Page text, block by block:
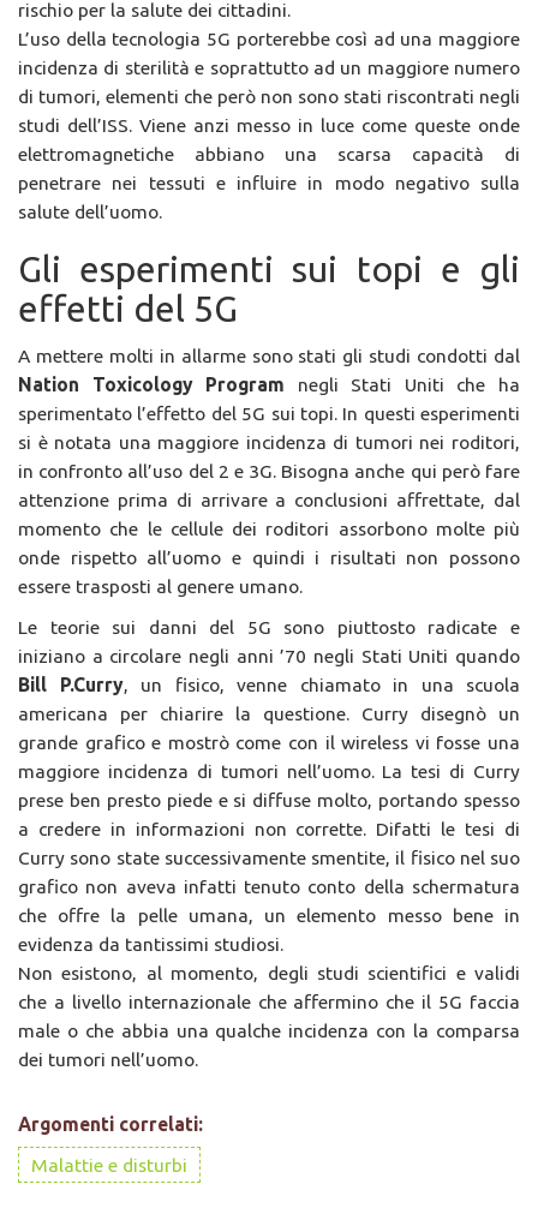
rischio per la salute dei cittadini.
L’uso della tecnologia 5G porterebbe così ad una maggiore
incidenza di sterilità e soprattutto ad un maggiore numero
di tumori, elementi che però non sono stati riscontrati negli
studi dell’ISS. Viene anzi messo in luce come queste onde
elettromagnetiche abbiano una scarsa capacità di
penetrare nei tessuti e influire in modo negativo sulla
salute dell’uomo.
Gli esperimenti sui topi e gli
effetti del 5G
A mettere molti in allarme sono stati gli studi condotti dal
Nation Toxicology Program negli Stati Uniti che ha
sperimentato l’effetto del 5G sui topi. In questi esperimenti
si è notata una maggiore incidenza di tumori nei roditori,
in confronto all’uso del 2 e 3G. Bisogna anche qui però fare
attenzione prima di arrivare a conclusioni affrettate, dal
momento che le cellule dei roditori assorbono molte più
onde rispetto all’uomo e quindi i risultati non possono
essere trasposti al genere umano.
Le teorie sui danni del 5G sono piuttosto radicate e
iniziano a circolare negli anni ’70 negli Stati Uniti quando
Bill P.Curry, un fisico, venne chiamato in una scuola
americana per chiarire la questione. Curry disegnò un
grande grafico e mostrò come con il wireless vi fosse una
maggiore incidenza di tumori nell’uomo. La tesi di Curry
prese ben presto piede e si diffuse molto, portando spesso
a credere in informazioni non corrette. Difatti le tesi di
Curry sono state successivamente smentite, il fisico nel suo
grafico non aveva infatti tenuto conto della schermatura
che offre la pelle umana, un elemento messo bene in
evidenza da tantissimi studiosi.
Non esistono, al momento, degli studi scientifici e validi
che a livello internazionale che affermino che il 5G faccia
male o che abbia una qualche incidenza con la comparsa
dei tumori nell’uomo.
Argomenti correlati:
Malattie e disturbi